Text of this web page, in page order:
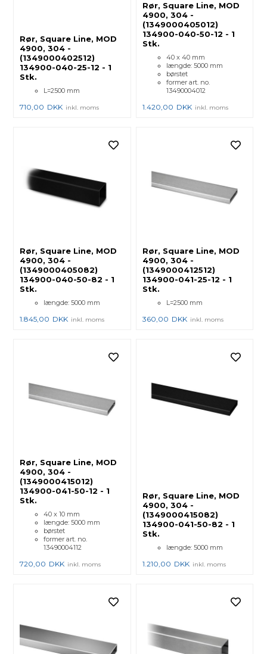
Rør, Square Line, MOD
4900, 304 -
(1349000402512)
134900-040-25-12 - 1
Stk.
L=2500 mm
710,00 DKK inkl. moms
Rør, Square Line, MOD
4900, 304 -
(1349000405012)
134900-040-50-12 - 1
Stk.
40 x 40 mm
længde: 5000 mm
børstet
former art. no.
13490004012
1.420,00 DKK inkl. moms
Rør, Square Line, MOD
4900, 304 -
(1349000405082)
134900-040-50-82 - 1
Stk.
længde: 5000 mm
1.845,00 DKK inkl. moms
Rør, Square Line, MOD
4900, 304 -
(1349000412512)
134900-041-25-12 - 1
Stk.
L=2500 mm
360,00 DKK inkl. moms
Rør, Square Line, MOD
4900, 304 -
(1349000415012)
134900-041-50-12 - 1
Stk.
40 x 10 mm
længde: 5000 mm
børstet
former art. no.
13490004112
720,00 DKK inkl. moms
Rør, Square Line, MOD
4900, 304 -
(1349000415082)
134900-041-50-82 - 1
Stk.
længde: 5000 mm
1.210,00 DKK inkl. moms